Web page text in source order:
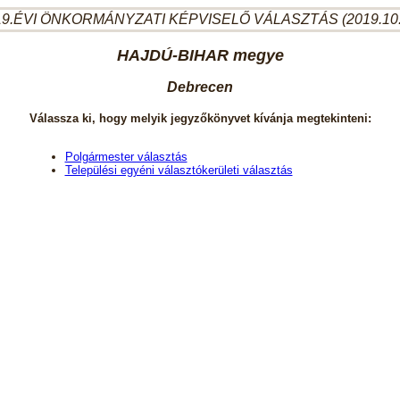
ÖNKORMÁNYZATI KÉPVISELŐ VÁLASZTÁS
HAJDÚ-BIHAR megye
Debrecen
Válassza ki, hogy melyik jegyzőkönyvet kívánja megtekinteni:
Polgármester választás
Települési egyéni választókerületi választás